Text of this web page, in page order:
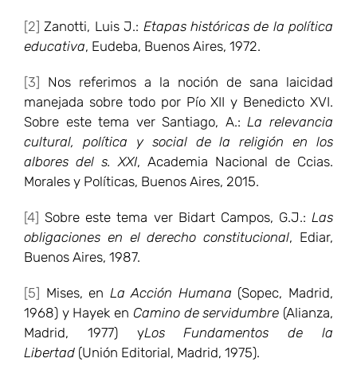
[2] Zanotti, Luis J.: Etapas históricas de la política
educativa, Eudeba, Buenos Aires, 1972.
[3] Nos referimos a la noción de sana laicidad
manejada sobre todo por Pío XII y Benedicto XVI.
Sobre este tema ver Santiago, A.:La relevancia
cultural, política y social de la religión en los
albores del s. XXI, Academia Nacional de Ccias.
Morales y Políticas, Buenos Aires, 2015.
[4] Sobre este tema ver Bidart Campos, G.J.: Las
obligaciones en el derecho constitucional, Ediar,
Buenos Aires, 1987.
[5] Mises, en La Acción Humana (Sopec, Madrid,
1968) y Hayek en Camino de servidumbre (Alianza,
Madrid, 1977) yLos Fundamentos de la
Libertad (Unión Editorial, Madrid, 1975).